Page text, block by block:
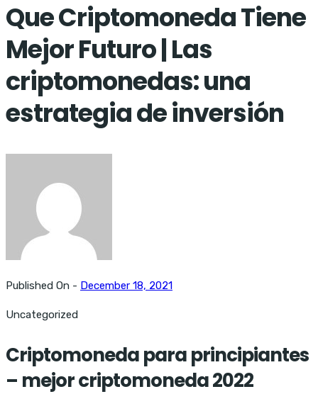
Que Criptomoneda Tiene
Mejor Futuro | Las
criptomonedas: una
estrategia de inversión
Published On - December 18, 2021
Uncategorized
Criptomoneda para principiantes
– mejor criptomoneda 2022